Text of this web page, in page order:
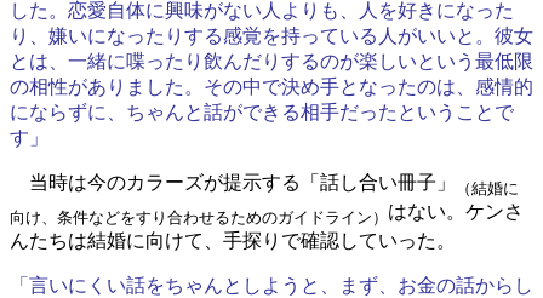
した。恋愛自体に興味がない人よりも、人を好きになった
り、嫌いになったりする感覚を持っている人がいいと。彼女
とは、一緒に喋ったり飲んだりするのが楽しいという最低限
の相性がありました。その中で決め手となったのは、感情的
にならずに、ちゃんと話ができる相手だったということで
す」
当時は今のカラーズが提示する「話し合い冊子」
（結婚に
向け、条件などをすり合わせるためのガイドライン） はない。ケンさ
んたちは結婚に向けて、手探りで確認していった。
「言いにくい話をちゃんとしようと、まず、お金の話からし